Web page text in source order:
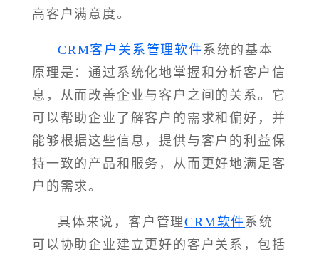
高客户满意度。
CRM客户关系管理软件系统的基本
原理是：通过系统化地掌握和分析客户信
息，从而改善企业与客户之间的关系。它
可以帮助企业了解客户的需求和偏好，并
能够根据这些信息，提供与客户的利益保
持一致的产品和服务，从而更好地满足客
户的需求。
具体来说，客户管理CRM软件系统
可以协助企业建立更好的客户关系，包括